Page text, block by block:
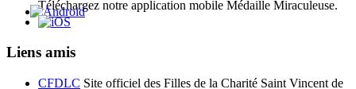
Téléchargez notre application mobile Médaille Miraculeuse.
Liens amis
CFDLC Site officiel des Filles de la Charité Saint Vincent de